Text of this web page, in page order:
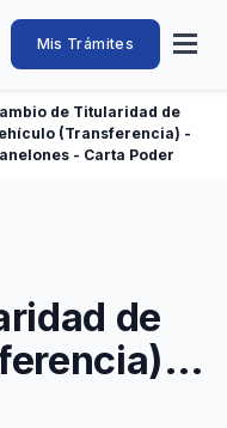
Abrir
Mis Trámites
de Titularidad de
(Transferencia) -
- Carta Poder
de
-
Poder